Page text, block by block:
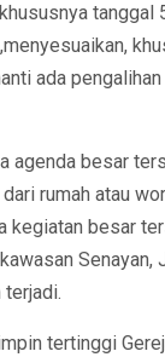
tanggal
ada
agenda besar
rumah atau
kegiatan besar
Senayan,
terjadi.
tertinggi